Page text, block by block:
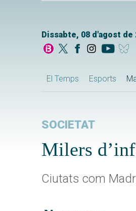
Dissabte, 08 d'agost de
El Temps Esports
SOCIETAT
Milers
Ciutats com